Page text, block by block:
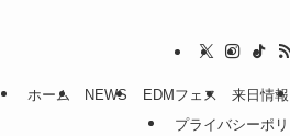
ホーム NEWS EDMフェス 来日情報
プライバシーポ